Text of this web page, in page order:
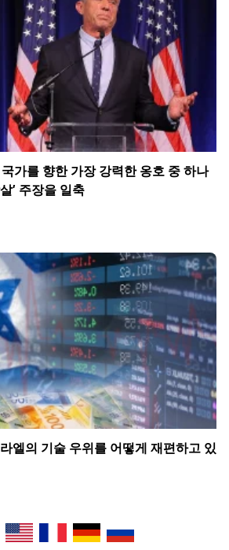
가를 향한 가장 강력한 옹호 중 하나
’ 주장을 일축
엘의 기술 우위를 어떻게 재편하고 있